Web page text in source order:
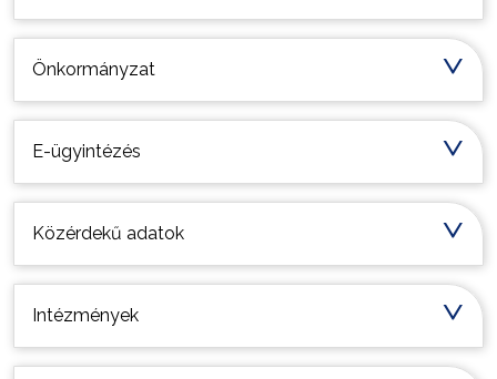
Önkormányzat
E-ügyintézés
Közérdekű adatok
Intézmények